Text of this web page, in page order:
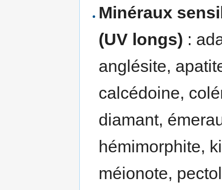
Minéraux
(UV longs) :
anglésite,
calcédoine,
diamant,
hémimorphite,
méionote,